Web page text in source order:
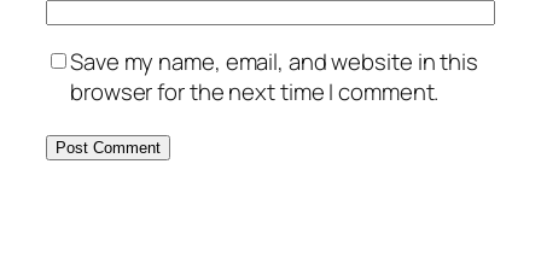
Save my name, email, and website in this
browser for the next time I comment.